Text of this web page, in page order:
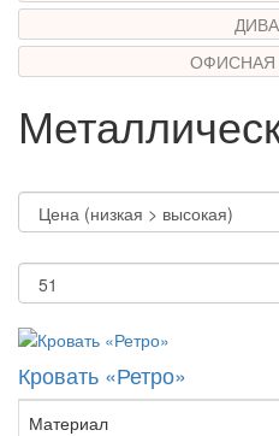
ОФИСНАЯ
Кровать «Ретро»
Материал